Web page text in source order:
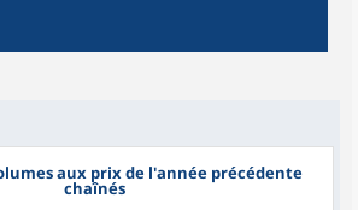
aux prix de l'année précédente
chaînés